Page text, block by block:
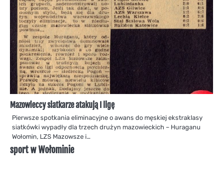
Mazowieccy siatkarze atakują I ligę
Pierwsze spotkania eliminacyjne o awans do męskiej ekstraklasy
siatkówki wypadły dla trzech drużyn mazowieckich – Huraganu
Wołomin, LZS Mazowsze i…
sport w Wołominie